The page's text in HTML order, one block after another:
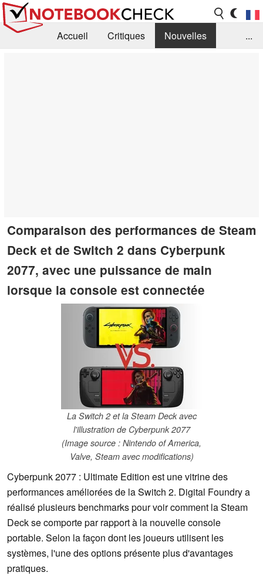
Accueil Critiques
Nouvelles
...
Comparaison des performances de Steam
Deck et de Switch 2 dans Cyberpunk
2077, avec une puissance de main
lorsque la console est connectée
La Switch 2 et la Steam Deck avec
l'illustration de Cyberpunk 2077
(Image source : Nintendo of America,
Valve, Steam avec modifications)
Cyberpunk 2077 : Ultimate Edition est une vitrine des
performances améliorées de la Switch 2. Digital Foundry a
réalisé plusieurs benchmarks pour voir comment la Steam
Deck se comporte par rapport à la nouvelle console
portable. Selon la façon dont les joueurs utilisent les
systèmes, l'une des options présente plus d'avantages
pratiques.